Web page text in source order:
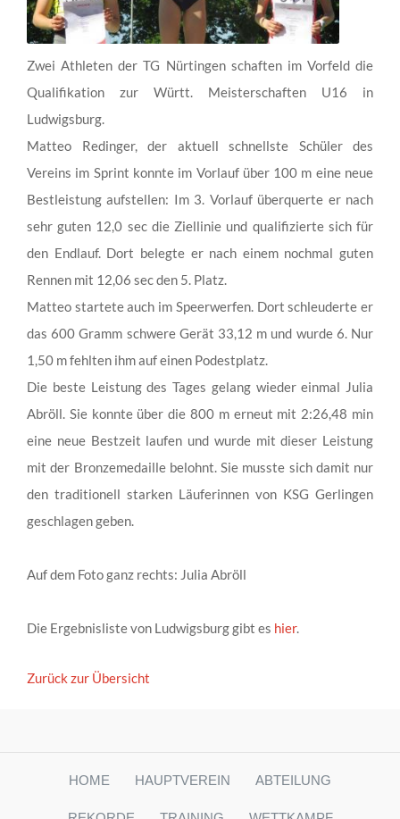
Zwei Athleten der TG Nürtingen schaften im Vorfeld die
Qualifikation zur Württ. Meisterschaften U16 in
Ludwigsburg.
Matteo Redinger, der aktuell schnellste Schüler des
Vereins im Sprint konnte im Vorlauf über 100 m eine neue
Bestleistung aufstellen: Im 3. Vorlauf überquerte er nach
sehr guten 12,0 sec die Ziellinie und qualifizierte sich für
den Endlauf. Dort belegte er nach einem nochmal guten
Rennen mit 12,06 sec den 5. Platz.
Matteo startete auch im Speerwerfen. Dort schleuderte er
das 600 Gramm schwere Gerät 33,12 m und wurde 6. Nur
1,50 m fehlten ihm auf einen Podestplatz.
Die beste Leistung des Tages gelang wieder einmal Julia
Abröll. Sie konnte über die 800 m erneut mit 2:26,48 min
eine neue Bestzeit laufen und wurde mit dieser Leistung
mit der Bronzemedaille belohnt. Sie musste sich damit nur
den traditionell starken Läuferinnen von KSG Gerlingen
geschlagen geben.
Auf dem Foto ganz rechts: Julia Abröll
Die Ergebnisliste von Ludwigsburg gibt es hier.
Zurück zur Übersicht
HOME HAUPTVEREIN ABTEILUNG